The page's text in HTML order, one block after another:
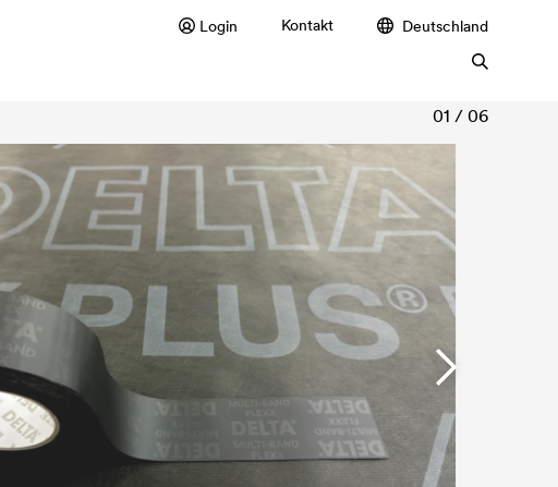
Login Kontakt Deutschland
01 / 06